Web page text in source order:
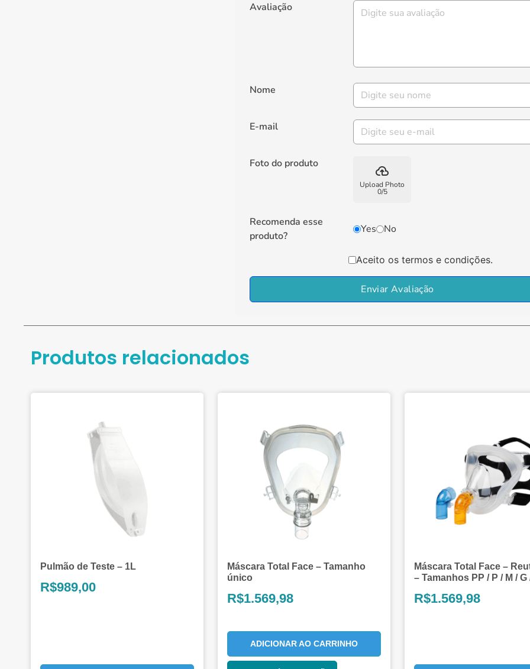
Avaliação
Nome
E-mail
Foto do produto backup
Upload Photo
0/5
Recomenda esse
produto?
Yes No
Aceito os termos e condições.
Enviar Avaliação
Produtos relacionados
Pulmão de Teste – 1L
R$989,00
Máscara Total Face – Tamanho
único
R$1.569,98
ADICIONAR AO CARRINHO
Máscara Total Face –
– Tamanhos PP / P / M / G
R$1.569,98